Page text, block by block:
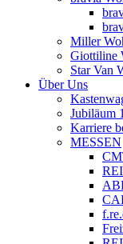
Miller
Giottiline
Star Van
Über Uns
Jubiläum
Karriere
MESSEN